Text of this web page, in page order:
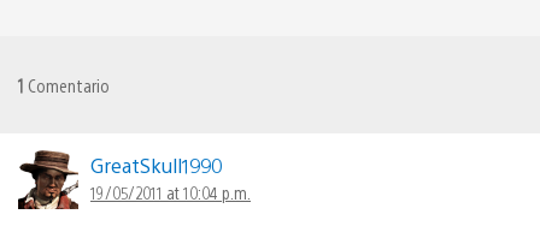
1 Comentario
GreatSkull1990
19/05/2011 at 10:04 p.m.